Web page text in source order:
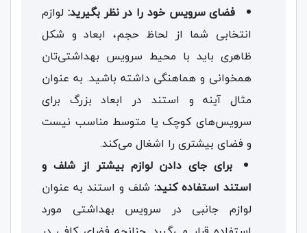
فضای سرویس خود را در نظر بگیرید: لوازم
انتخابی شما از لحاظ حجم، ابعاد و شکل
ظاهری باید با محیط سرویس بهداشتی‌تان
همخوانی و هماهنگی داشته باشید. به عنوان
مثال آینه و استند در ابعاد بزرگ برای
سرویس‌های کوچک یا متوسط مناسب نیست
و فضای بیشتری را اشغال می‌کند.
برای جای دادن لوازم بیشتر از شلف و
استند استفاده کنید: شلف و استند به عنوان
لوازم جانبی در سرویس بهداشتی مورد